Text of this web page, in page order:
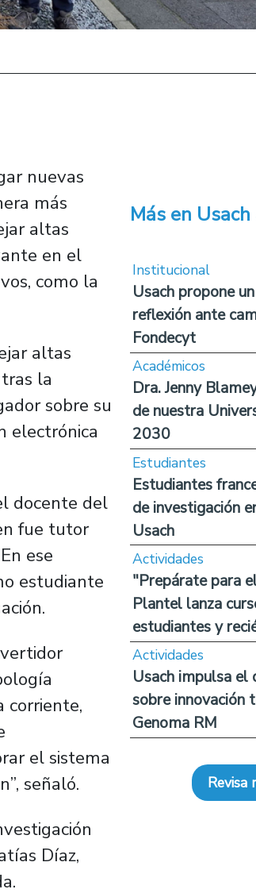
nuevas
más
altas
en el
como la
altas
la
sobre su
electrónica
docente del
fue tutor
ese
estudiante
corriente,
el sistema
señaló.
Díaz,
Más en
Institucional
Usach propone
reflexión ante
Fondecyt
Académicos
Dra. Jenny
de nuestra
2030
Estudiantes
Estudiantes
de investigación
Usach
Actividades
"Prepárate para
Plantel lanza
estudiantes y
Actividades
Usach impulsa el
sobre innovación
Genoma RM
Revisa